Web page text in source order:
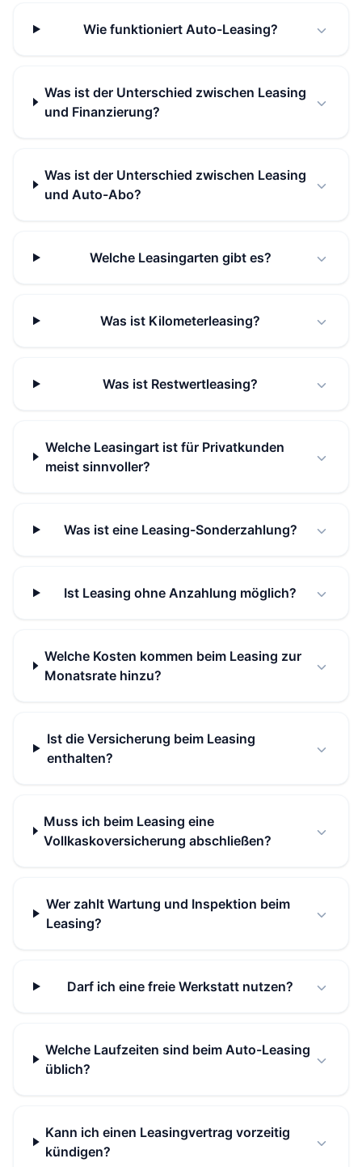
Wie funktioniert Auto-Leasing?
Was ist der Unterschied zwischen Leasing
und Finanzierung?
Was ist der Unterschied zwischen Leasing
und Auto-Abo?
Welche Leasingarten gibt es?
Was ist Kilometerleasing?
Was ist Restwertleasing?
Welche Leasingart ist für Privatkunden
meist sinnvoller?
Was ist eine Leasing-Sonderzahlung?
Ist Leasing ohne Anzahlung möglich?
Welche Kosten kommen beim Leasing zur
Monatsrate hinzu?
Ist die Versicherung beim Leasing
enthalten?
Muss ich beim Leasing eine
Vollkaskoversicherung abschließen?
Wer zahlt Wartung und Inspektion beim
Leasing?
Darf ich eine freie Werkstatt nutzen?
Welche Laufzeiten sind beim Auto-Leasing
üblich?
Kann ich einen Leasingvertrag vorzeitig
kündigen?